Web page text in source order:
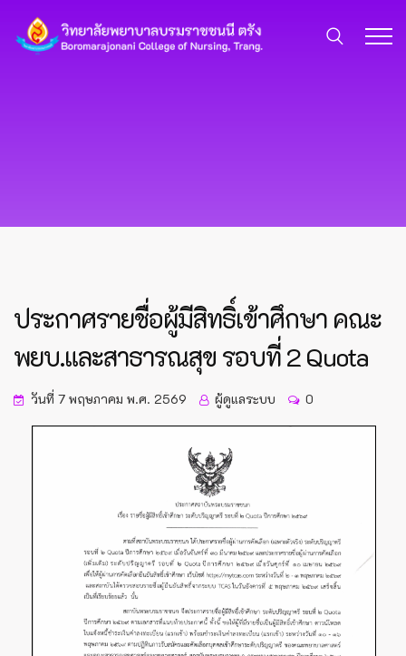
ประกาศรายชื่อผู้มีสิทธิ์เข้าศึกษา คณะ
พยบ.และสาธารณสุข รอบที่ 2 Quota
วันที่ 7 พฤษภาคม พ.ศ. 2569 ผู้ดูแลระบบ 0